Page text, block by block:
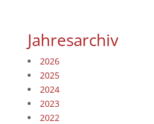
Jahresarchiv
2026
2025
2024
2023
2022